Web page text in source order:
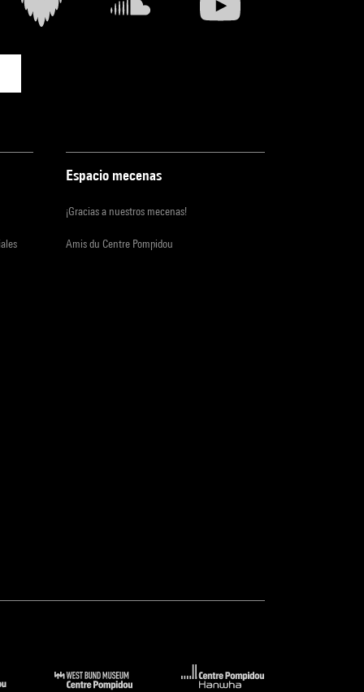
Espacio mecenas
¡Gracias a nuestros mecenas!
Amis du Centre Pompidou